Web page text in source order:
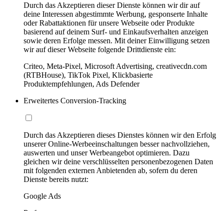
Durch das Akzeptieren dieser Dienste können wir dir auf
deine Interessen abgestimmte Werbung, gesponserte Inhalte
oder Rabattaktionen für unsere Webseite oder Produkte
basierend auf deinem Surf- und Einkaufsverhalten anzeigen
sowie deren Erfolge messen. Mit deiner Einwilligung setzen
wir auf dieser Webseite folgende Drittdienste ein:
Criteo, Meta-Pixel, Microsoft Advertising, creativecdn.com
(RTBHouse), TikTok Pixel, Klickbasierte
Produktempfehlungen, Ads Defender
Erweitertes Conversion-Tracking
Durch das Akzeptieren dieses Dienstes können wir den Erfolg
unserer Online-Werbeeinschaltungen besser nachvollziehen,
auswerten und unser Werbeangebot optimieren. Dazu
gleichen wir deine verschlüsselten personenbezogenen Daten
mit folgenden externen Anbietenden ab, sofern du deren
Dienste bereits nutzt:
Google Ads